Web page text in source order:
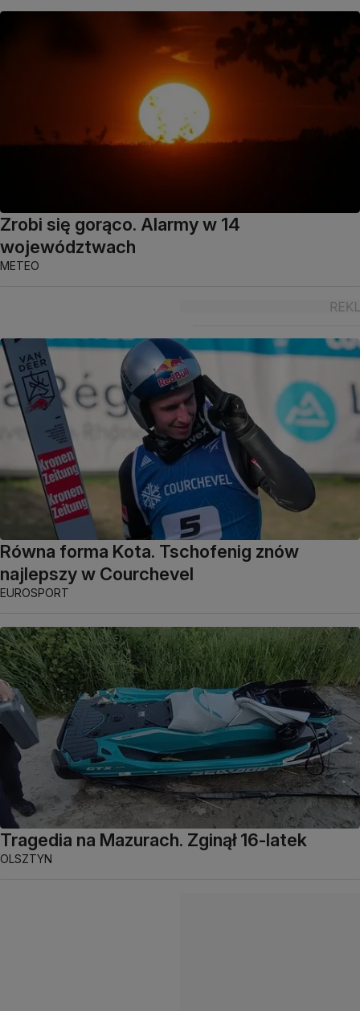
Zrobi się gorąco. Alarmy w 14
województwach
METEO
Równa forma Kota. Tschofenig znów
najlepszy w Courchevel
EUROSPORT
Tragedia na Mazurach. Zginął 16-latek
OLSZTYN